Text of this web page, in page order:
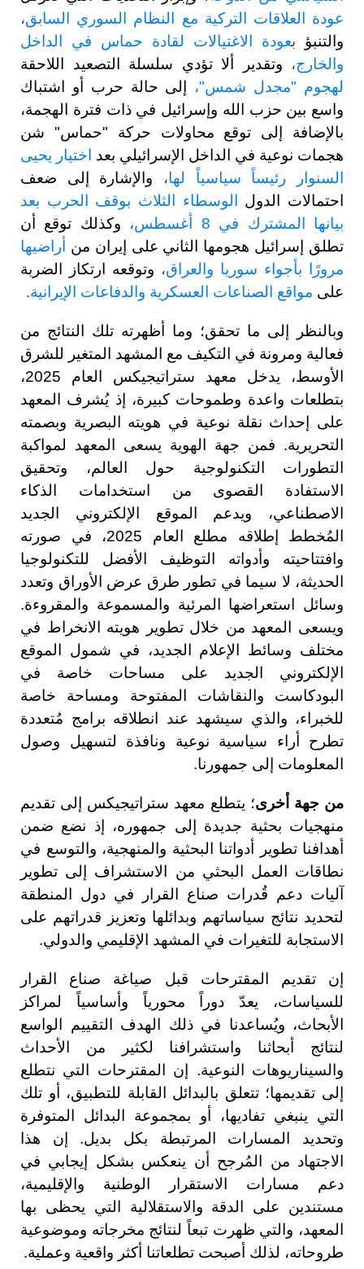
عودة العلاقات التركية مع النظام السوري السابق،
والتنبؤ بعودة الاغتيالات لقادة حماس في الداخل
والخارج، وتقدير ألا تؤدي سلسلة التصعيد اللاحقة
لهجوم "مجدل شمس"،
إلى حالة حرب أو اشتباك
واسع بين حزب الله وإسرائيل في ذات فترة الهجمة،
بالإضافة إلى توقع محاولات حركة "حماس" شن
هجمات نوعية في الداخل الإسرائيلي بعد اختيار يحيى
السنوار رئيساً سياسياً لها، والإشارة إلى ضعف
احتمالات الدول الوسطاء الثلاث بوقف الحرب بعد
بيانها المشترك في 8 أغسطس
، وكذلك توقع أن
تطلق إسرائيل هجومها الثاني على إيران من أراضيها
مرورًا بأجواء سوريا والعراق، وتوقعه ارتكاز الضربة
على مواقع الصناعات العسكرية والدفاعات الإيرانية.
وبالنظر إلى ما تحقق؛ وما أظهرته تلك النتائج من
فعالية ومرونة في التكيف مع المشهد المتغير للشرق
الأوسط، يدخل معهد ستراتيجيكس العام 2025،
بتطلعات واعدة وطموحات كبيرة، إذ يُشرف المعهد
على إحداث نقلة نوعية في هويته البصرية وبصمته
التحريرية. فمن جهة الهوية يسعى المعهد لمواكبة
التطورات التكنولوجية حول العالم، وتحقيق
الاستفادة القصوى من استخدامات الذكاء
الاصطناعي، ويدعم الموقع الإلكتروني الجديد
المُخطط إطلاقه مطلع العام 2025، في صورته
وافتتاحيته وأدواته التوظيف الأفضل للتكنولوجيا
الحديثة، لا سيما في تطور طرق عرض الأوراق وتعدد
وسائل استعراضها المرئية والمسموعة والمقروءة.
ويسعى المعهد من خلال تطوير هويته الانخراط في
مختلف وسائط الإعلام الجديد، في شمول الموقع
الإلكتروني الجديد على مساحات خاصة في
البودكاست والنقاشات المفتوحة ومساحة خاصة
للخبراء، والذي سيشهد عند انطلاقه برامج مُتعددة
تطرح أراء سياسية نوعية ونافذة لتسهيل وصول
المعلومات إلى جمهورنا.
من جهة أخرى؛ يتطلع معهد ستراتيجيكس إلى تقديم
منهجيات بحثية جديدة إلى جمهوره، إذ نضع ضمن
أهدافنا تطوير أدواتنا البحثية والمنهجية، والتوسع في
نطاقات العمل البحثي من الاستشراف إلى تطوير
آليات دعم قُدرات صناع القرار في دول المنطقة
لتحديد نتائج سياساتهم وبدائلها وتعزيز قدراتهم على
الاستجابة للتغيرات في المشهد الإقليمي والدولي.
إن تقديم المقترحات قبل صياغة صناع القرار
للسياسات، يعدّ دوراً محورياً وأساسياً لمراكز
الأبحاث، ويُساعدنا في ذلك الهدف التقييم الواسع
لنتائج أبحاثنا واستشرافنا لكثير من الأحداث
والسيناريوهات النوعية. إن المقترحات التي نتطلع
إلى تقديمها؛ تتعلق بالبدائل القابلة للتطبيق، أو تلك
التي ينبغي تفاديها، أو بمجموعة البدائل المتوفرة
وتحديد المسارات المرتبطة بكل بديل. إن هذا
الاجتهاد من المُرجح أن ينعكس بشكل إيجابي في
دعم مسارات الاستقرار الوطنية والإقليمية،
مستندين على الدقة والاستقلالية التي يحظى بها
المعهد، والتي ظهرت تبعاً لنتائج مخرجاته وموضوعية
طروحاته، لذلك أصبحت تطلعاتنا أكثر واقعية وعملية.